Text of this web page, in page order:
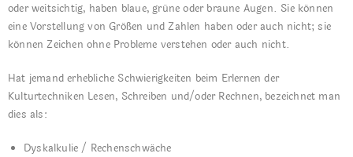
oder weitsichtig, haben blaue, grüne oder braune Augen. Sie können
eine Vorstellung von Größen und Zahlen haben oder auch nicht; sie
können Zeichen ohne Probleme verstehen oder auch nicht.
Hat jemand erhebliche Schwierigkeiten beim Erlernen der
Kulturtechniken Lesen, Schreiben und/oder Rechnen, bezeichnet man
dies als:
Dyskalkulie / Rechenschwäche